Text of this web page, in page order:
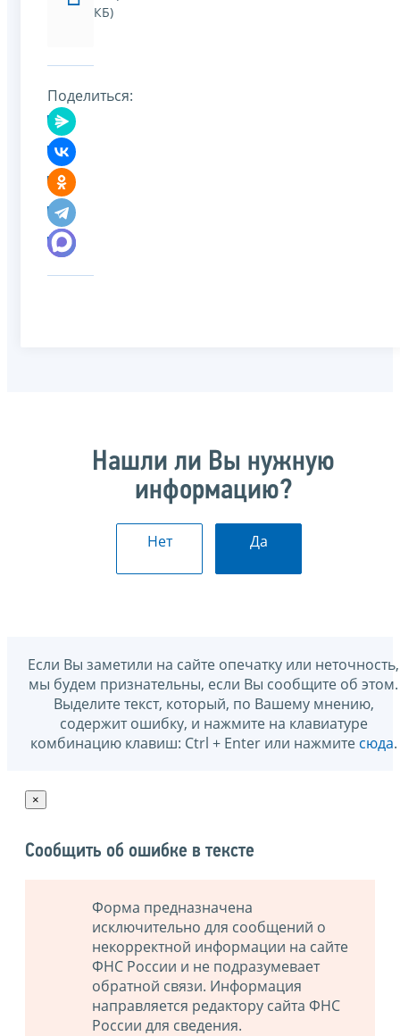
КБ)
Поделиться:
Нашли ли Вы нужную
информацию?
Нет Да
Если Вы заметили на сайте опечатку или неточность,
мы будем признательны, если Вы сообщите об этом.
Выделите текст, который, по Вашему мнению,
содержит ошибку, и нажмите на клавиатуре
комбинацию клавиш: Ctrl + Enter или нажмите сюда.
×
Сообщить об ошибке в тексте
Форма предназначена
исключительно для сообщений о
некорректной информации на сайте
ФНС России и не подразумевает
обратной связи. Информация
направляется редактору сайта ФНС
России для сведения.